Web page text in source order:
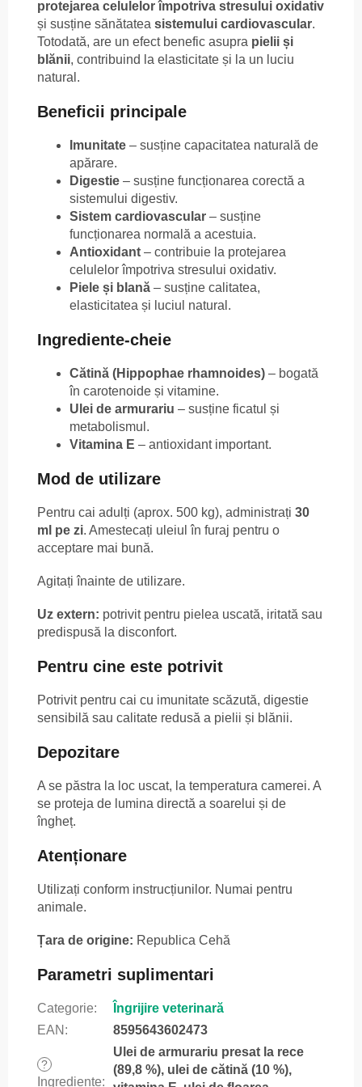
protejarea celulelor împotriva stresului oxidativ
și susține sănătatea sistemului cardiovascular.
Totodată, are un efect benefic asupra pielii și
blănii, contribuind la elasticitate și la un luciu
natural.
Beneficii principale
Imunitate – susține capacitatea naturală de
apărare.
Digestie – susține funcționarea corectă a
sistemului digestiv.
Sistem cardiovascular – susține
funcționarea normală a acestuia.
Antioxidant – contribuie la protejarea
celulelor împotriva stresului oxidativ.
Piele și blană – susține calitatea,
elasticitatea și luciul natural.
Ingrediente-cheie
Cătină (Hippophae rhamnoides) – bogată
în carotenoide și vitamine.
Ulei de armurariu – susține ficatul și
metabolismul.
Vitamina E – antioxidant important.
Mod de utilizare
Pentru cai adulți (aprox. 500 kg), administrați 30
ml pe zi. Amestecați uleiul în furaj pentru o
acceptare mai bună.
Agitați înainte de utilizare.
Uz extern: potrivit pentru pielea uscată, iritată sau
predispusă la disconfort.
Pentru cine este potrivit
Potrivit pentru cai cu imunitate scăzută, digestie
sensibilă sau calitate redusă a pielii și blănii.
Depozitare
A se păstra la loc uscat, la temperatura camerei. A
se proteja de lumina directă a soarelui și de
îngheț.
Atenționare
Utilizați conform instrucțiunilor. Numai pentru
animale.
Țara de origine: Republica Cehă
Parametri suplimentari
Categorie:
Îngrijire veterinară
EAN : 8595643602473
?
Ingrediente:
Ulei de armurariu presat la rece
(89,8 %), ulei de cătină (10 %),